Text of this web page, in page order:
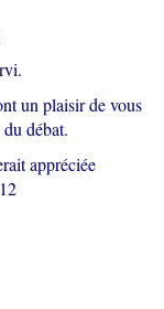
un plaisir de vous
débat.
appréciée